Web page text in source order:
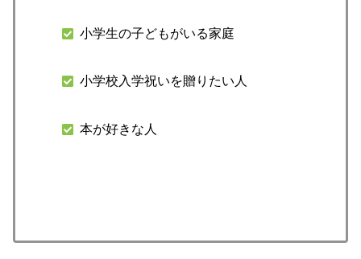
小学生の子どもがいる家庭
小学校入学祝いを贈りたい人
本が好きな人